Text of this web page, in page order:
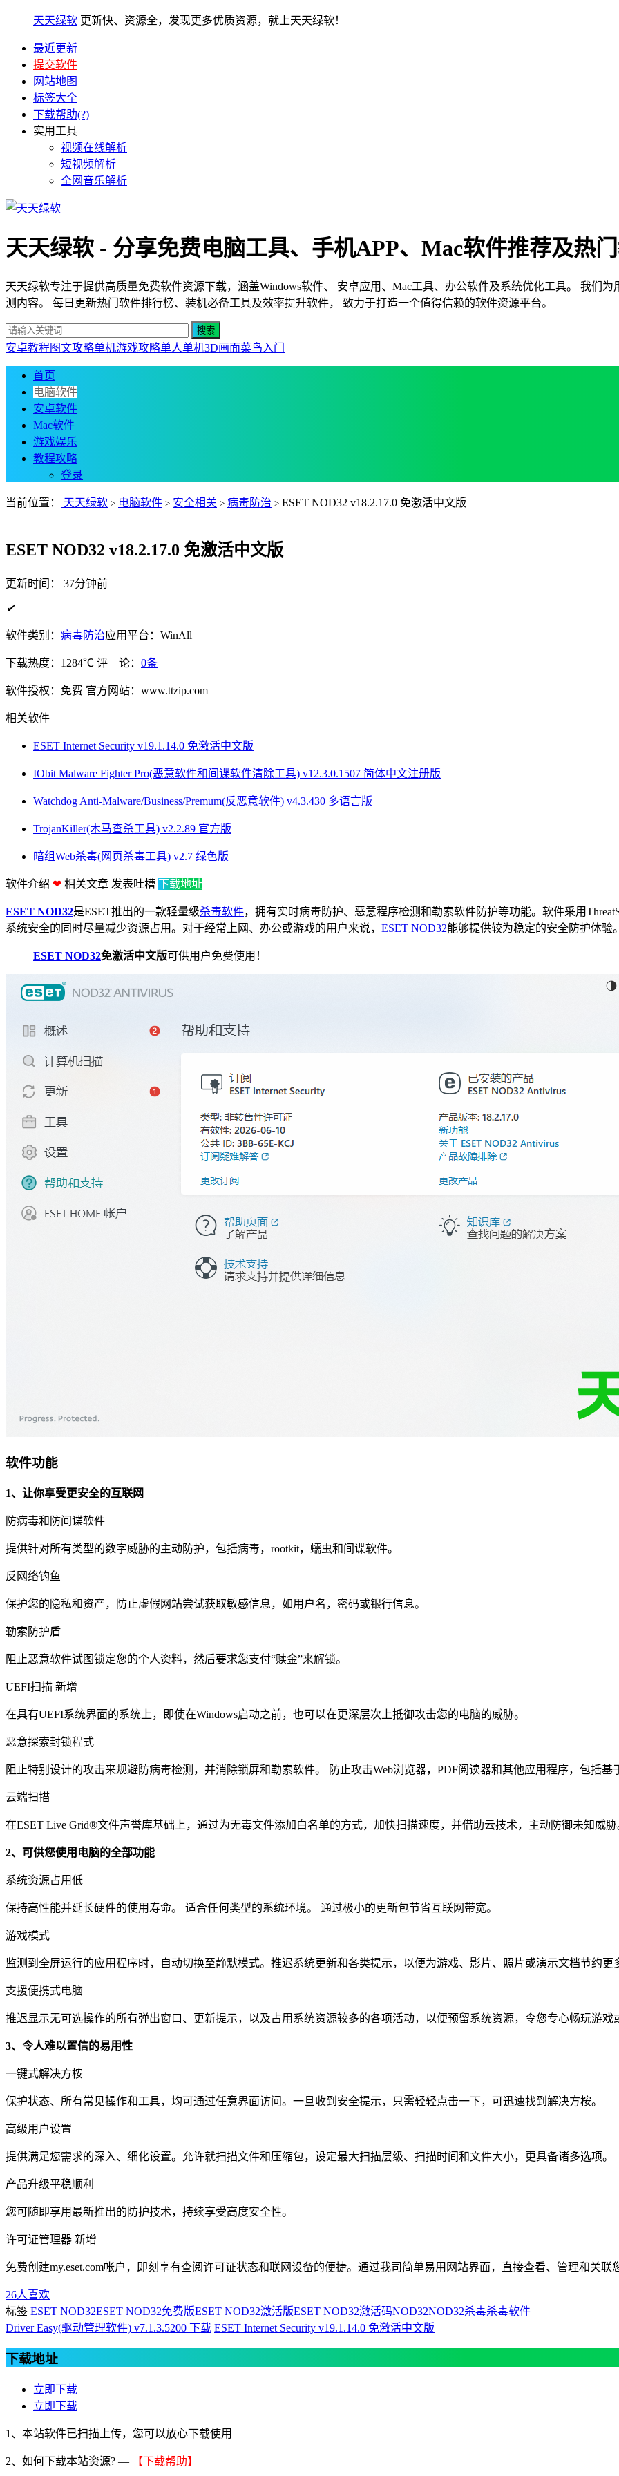
天天绿软 更新快、资源全，发现更多优质资源，就上天天绿软！
最近更新
提交软件
网站地图
标签大全
下载帮助(?)
实用工具
视频在线解析
短视频解析
全网音乐解析
天天绿软 - 分享免费电脑工具、手机APP、Mac软件推荐及热
天天绿软专注于提供高质量免费软件资源下载，涵盖Windows软件、 安卓应用、Mac工具、办公软件及系统优化工具。 我们
测内容。 每日更新热门软件排行榜、装机必备工具及效率提升软件， 致力于打造一个值得信赖的软件资源平台。
安卓教程 图文攻略单机游戏攻略单人单机3D画面菜鸟入门
首页
电脑软件
安卓软件
Mac软件
游戏娱乐
教程攻略
登录
当前位置： 天天绿软 > 电脑软件 > 安全相关 > 病毒防治 > ESET NOD32 v18.2.17.0 免激活中文版
ESET NOD32 v18.2.17.0 免激活中文版
更新时间： 37分钟前
✔
软件类别： 病毒防治应用平台：WinAll
下载热度：1284℃ 评 论： 0条
软件授权：免费 官方网站：www.ttzip.com
相关软件
ESET Internet Security v19.1.14.0 免激活中文版
IObit Malware Fighter Pro(恶意软件和间谍软件清除工具) v12.3.0.1507 简体中文注册版
Watchdog Anti-Malware/Business/Premum(反恶意软件) v4.3.430 多语言版
TrojanKiller(木马查杀工具) v2.2.89 官方版
暗组Web杀毒(网页杀毒工具) v2.7 绿色版
软件介绍 ❤ 相关文章 发表吐槽 下载地址
ESET NOD32是ESET推出的一款轻量级杀毒软件，拥有实时病毒防护、恶意程序检测和勒索软件防护等功能。软件采用
系统安全的同时尽量减少资源占用。对于经常上网、办公或游戏的用户来说， ESET NOD32能够提供较为稳定的安全防护体验。
ESET NOD32免激活中文版可供用户免费使用！
软件功能
1、让你享受更安全的互联网
防病毒和防间谍软件
提供针对所有类型的数字威胁的主动防护，包括病毒，rootkit，蠕虫和间谍软件。
反网络钓鱼
保护您的隐私和资产，防止虚假网站尝试获取敏感信息，如用户名，密码或银行信息。
勒索防护盾
阻止恶意软件试图锁定您的个人资料，然后要求您支付“赎金”来解锁。
UEFI扫描 新增
在具有UEFI系统界面的系统上，即使在Windows启动之前，也可以在更深层次上抵御攻击您的电脑的威胁。
恶意探索封锁程式
阻止特别设计的攻击来规避防病毒检测，并消除锁屏和勒索软件。 防止攻击Web浏览器，PDF阅读器和其他应用程序，包括基于
云端扫描
在ESET Live Grid®文件声誉库基础上，通过为无毒文件添加白名单的方式，加快扫描速度，并借助云技术，主动防御未知威胁
2、可供您使用电脑的全部功能
系统资源占用低
保持高性能并延长硬件的使用寿命。 适合任何类型的系统环境。 通过极小的更新包节省互联网带宽。
游戏模式
监测到全屏运行的应用程序时，自动切换至静默模式。推迟系统更新和各类提示，以便为游戏、影片、照片或演示文档节约更
支援便携式电脑
推迟显示无可选操作的所有弹出窗口、更新提示，以及占用系统资源较多的各项活动，以便预留系统资源，令您专心畅玩游戏
3、令人难以置信的易用性
一键式解决方桉
保护状态、所有常见操作和工具，均可通过任意界面访问。一旦收到安全提示，只需轻轻点击一下，可迅速找到解决方桉。
高级用户设置
提供满足您需求的深入、细化设置。允许就扫描文件和压缩包，设定最大扫描层级、扫描时间和文件大小，更具备诸多选项。
产品升级平稳顺利
您可随即享用最新推出的防护技术，持续享受高度安全性。
许可证管理器 新增
免费创建my.eset.com帐户，即刻享有查阅许可证状态和联网设备的便捷。通过我司简单易用网站界面，直接查看、管理和关联
26人喜欢
标签 ESET NOD32ESET NOD32免费版ESET NOD32激活版ESET NOD32激活码NOD32NOD32杀毒杀毒软件
Driver Easy(驱动管理软件) v7.1.3.5200 下载 ESET Internet Security v19.1.14.0 免激活中文版
下载地址
立即下载
立即下载
1、本站软件已扫描上传，您可以放心下载使用
2、 如何下载本站资源? — 【下载帮助】